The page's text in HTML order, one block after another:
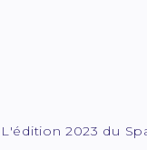
L'édition 2023 du